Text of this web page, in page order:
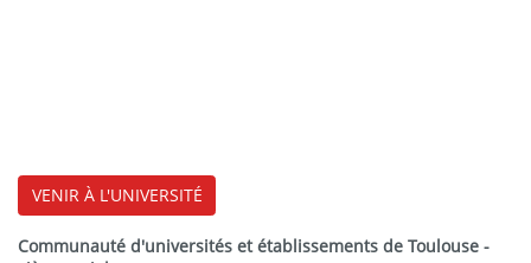
VENIR À L'UNIVERSITÉ
Communauté d'universités et établissements de Toulouse -